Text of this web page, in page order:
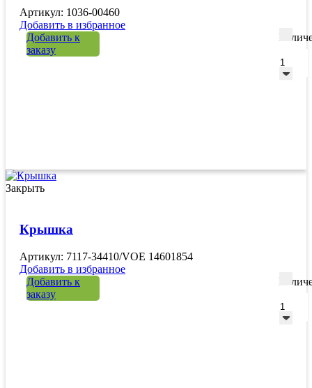
Артикул: 1036-00460
Добавить в избранное
Добавить к
заказу
Закрыть
Крышка
Артикул: 7117-34410/VOE 14601854
Добавить в избранное
Добавить к
заказу